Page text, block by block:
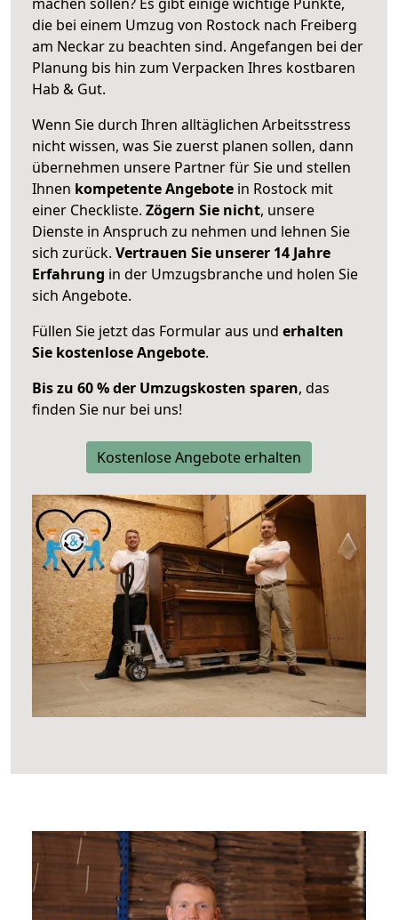
die bei einem Umzug von Rostock nach Freiberg
am Neckar zu beachten sind. Angefangen bei der
Planung bis hin zum Verpacken Ihres kostbaren
Hab & Gut.
Wenn Sie durch Ihren alltäglichen Arbeitsstress
nicht wissen, was Sie zuerst planen sollen, dann
übernehmen unsere Partner für Sie und stellen
Ihnen kompetente Angebote in Rostock mit
einer Checkliste. Zögern Sie nicht, unsere
Dienste in Anspruch zu nehmen und lehnen Sie
sich zurück. Vertrauen Sie unserer 14 Jahre
Erfahrung in der Umzugsbranche und holen Sie
sich Angebote.
Füllen Sie jetzt das Formular aus und erhalten
Sie kostenlose Angebote.
Bis zu 60 % der Umzugskosten sparen, das
finden Sie nur bei uns!
Kostenlose Angebote erhalten